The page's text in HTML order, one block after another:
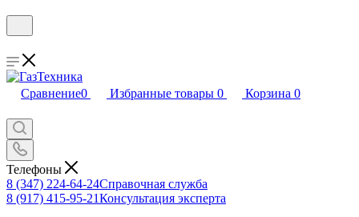
Сравнение0 Избранные товары 0 Корзина 0
Телефоны
8 (347) 224-64-24Справочная служба
8 (917) 415-95-21Консультация эксперта